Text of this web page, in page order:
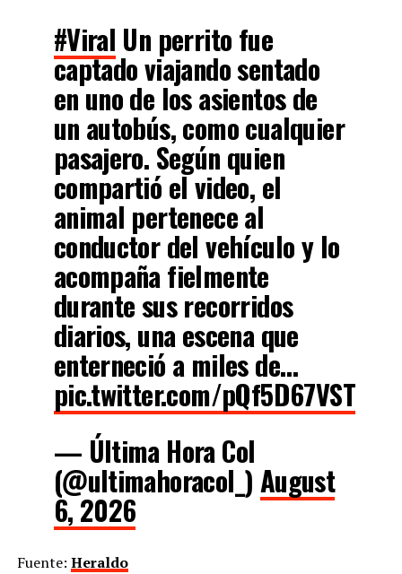
#Viral Un perrito fue
captado viajando sentado
en uno de los asientos de
un autobús, como cualquier
pasajero. Según quien
compartió el video, el
animal pertenece al
conductor del vehículo y lo
acompaña fielmente
durante sus recorridos
diarios, una escena que
enterneció a miles de…
pic.twitter.com/pQf5D67VST
— Última Hora Col
(@ultimahoracol_) August
6, 2026
Fuente: Heraldo